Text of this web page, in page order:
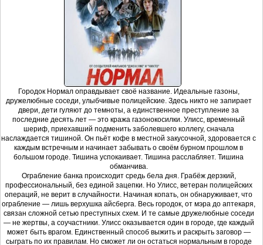
Городок Нормал оправдывает своё название. Идеальные газоны,
дружелюбные соседи, улыбчивые полицейские. Здесь никто не запирает
двери, дети гуляют до темноты, а единственное преступление за
последние десять лет — это кража газонокосилки. Улисс, временный
шериф, приехавший подменить заболевшего коллегу, сначала
наслаждается тишиной. Он пьёт кофе в местной закусочной, здоровается с
каждым встречным и начинает забывать о своём бурном прошлом в
большом городе. Тишина успокаивает. Тишина расслабляет. Тишина
обманчива.
Ограбление банка происходит средь бела дня. Грабёж дерзкий,
профессиональный, без единой зацепки. Но Улисс, ветеран полицейских
операций, не верит в случайности. Начиная копать, он обнаруживает, что
ограбление — лишь верхушка айсберга. Весь городок, от мэра до аптекаря,
связан сложной сетью преступных схем. И те самые дружелюбные соседи
— не жертвы, а соучастники. Улисс оказывается один в городе, где каждый
может быть врагом. Единственный способ выжить и раскрыть заговор —
сыграть по их правилам. Но сможет ли он остаться нормальным в городе